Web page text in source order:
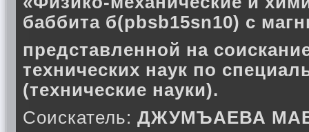
баббита б(pbsb15sn10) с
представленной на
технических наук по
(технические науки).
Соискатель: ДЖУМЪАЕВА